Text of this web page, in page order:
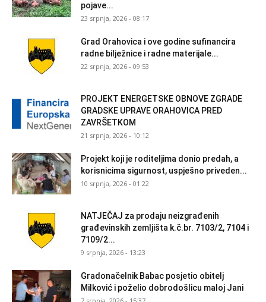
pojave...
23 srpnja, 2026 - 08:17
Grad Orahovica i ove godine sufinancira
radne bilježnice i radne materijale...
22 srpnja, 2026 - 09:53
PROJEKT ENERGETSKE OBNOVE ZGRADE
GRADSKE UPRAVE ORAHOVICA PRED
ZAVRŠETKOM
21 srpnja, 2026 - 10:12
Projekt koji je roditeljima donio predah, a
korisnicima sigurnost, uspješno priveden...
10 srpnja, 2026 - 01:22
NATJEČAJ za prodaju neizgrađenih
građevinskih zemljišta k.č.br. 7103/2, 7104 i
7109/2...
9 srpnja, 2026 - 13:23
Gradonačelnik Babac posjetio obitelj
Milković i poželio dobrodošlicu maloj Jani